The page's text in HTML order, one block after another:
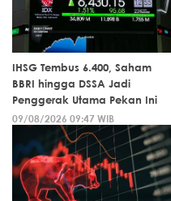
IHSG Tembus 6.400, Saham
BBRI hingga DSSA Jadi
Penggerak Utama Pekan Ini
09/08/2026 09:47 WIB